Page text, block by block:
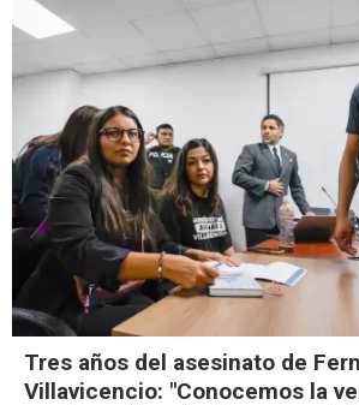
Tres años del asesinato de
Villavicencio: "Conocemos la